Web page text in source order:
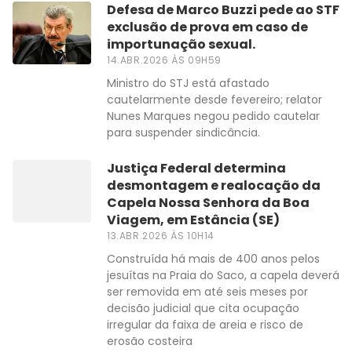
Defesa de Marco Buzzi pede ao STF
exclusão de prova em caso de
importunação sexual.
14.ABR.2026 ÀS 09H59
Ministro do STJ está afastado
cautelarmente desde fevereiro; relator
Nunes Marques negou pedido cautelar
para suspender sindicância.
Justiça Federal determina
desmontagem e realocação da
Capela Nossa Senhora da Boa
Viagem, em Estância (SE)
13.ABR.2026 ÀS 10H14
Construída há mais de 400 anos pelos
jesuítas na Praia do Saco, a capela deverá
ser removida em até seis meses por
decisão judicial que cita ocupação
irregular da faixa de areia e risco de
erosão costeira